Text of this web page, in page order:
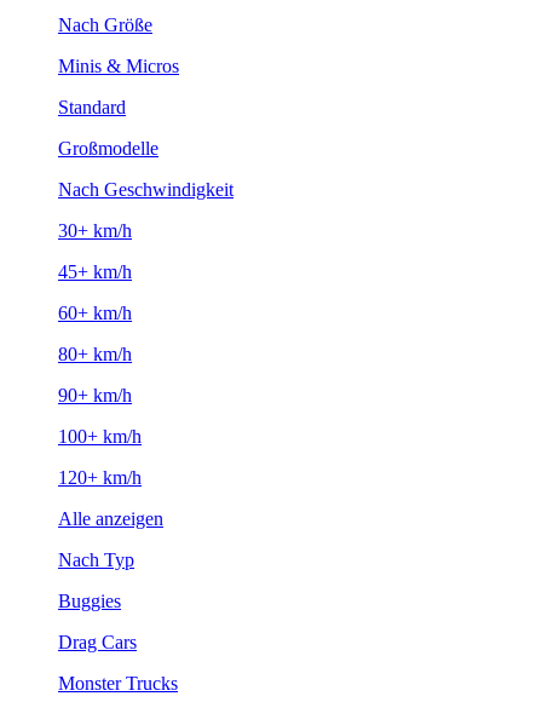
Nach Größe
Minis & Micros
Standard
Großmodelle
Nach Geschwindigkeit
30+ km/h
45+ km/h
60+ km/h
80+ km/h
90+ km/h
100+ km/h
120+ km/h
Alle anzeigen
Nach Typ
Buggies
Drag Cars
Monster Trucks